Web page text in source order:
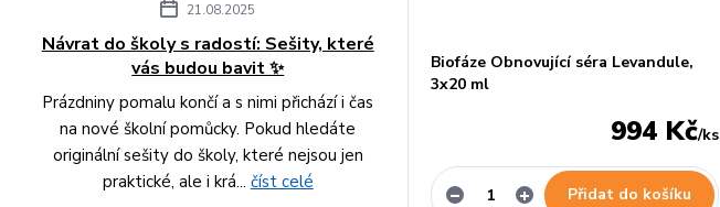
Biofáze Obnovující séra Levandule,
3x20 ml
994 Kč/ks
Přidat do košíku
21.08.2025
Návrat do školy s radostí: Sešity, které
vás budou bavit ✨
Prázdniny pomalu končí a s nimi přichází i čas
na nové školní pomůcky. Pokud hledáte
originální sešity do školy, které nejsou jen
praktické, ale i krá... číst celé